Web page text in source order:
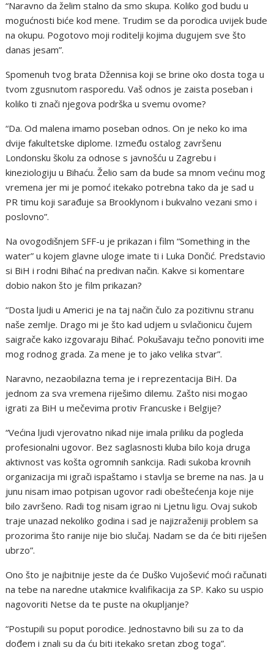
“Naravno da želim stalno da smo skupa. Koliko god budu u
mogućnosti biće kod mene. Trudim se da porodica uvijek bude
na okupu. Pogotovo moji roditelji kojima dugujem sve što
danas jesam”.
Spomenuh tvog brata Džennisa koji se brine oko dosta toga u
tvom zgusnutom rasporedu. Vaš odnos je zaista poseban i
koliko ti znači njegova podrška u svemu ovome?
“Da. Od malena imamo poseban odnos. On je neko ko ima
dvije fakultetske diplome. Između ostalog završenu
Londonsku školu za odnose s javnošću u Zagrebu i
kineziologiju u Bihaću. Želio sam da bude sa mnom većinu mog
vremena jer mi je pomoć itekako potrebna tako da je sad u
PR timu koji sarađuje sa Brooklynom i bukvalno vezani smo i
poslovno”.
Na ovogodišnjem SFF-u je prikazan i film “Something in the
water” u kojem glavne uloge imate ti i Luka Dončić. Predstavio
si BiH i rodni Bihać na predivan način. Kakve si komentare
dobio nakon što je film prikazan?
“Dosta ljudi u Americi je na taj način čulo za pozitivnu stranu
naše zemlje. Drago mi je što kad udjem u svlačionicu čujem
saigrače kako izgovaraju Bihać. Pokušavaju tečno ponoviti ime
mog rodnog grada. Za mene je to jako velika stvar”.
Naravno, nezaobilazna tema je i reprezentacija BiH. Da
jednom za sva vremena riješimo dilemu. Zašto nisi mogao
igrati za BiH u mečevima protiv Francuske i Belgije?
“Većina ljudi vjerovatno nikad nije imala priliku da pogleda
profesionalni ugovor. Bez saglasnosti kluba bilo koja druga
aktivnost vas košta ogromnih sankcija. Radi sukoba krovnih
organizacija mi igrači ispaštamo i stavlja se breme na nas. Ja u
junu nisam imao potpisan ugovor radi obeštećenja koje nije
bilo završeno. Radi tog nisam igrao ni Ljetnu ligu. Ovaj sukob
traje unazad nekoliko godina i sad je najizraženiji problem sa
prozorima što ranije nije bio slučaj. Nadam se da će biti riješen
ubrzo”.
Ono što je najbitnije jeste da će Duško Vujošević moći računati
na tebe na naredne utakmice kvalifikacija za SP. Kako su uspio
nagovoriti Netse da te puste na okupljanje?
“Postupili su poput porodice. Jednostavno bili su za to da
dođem i znali su da ću biti itekako sretan zbog toga”.